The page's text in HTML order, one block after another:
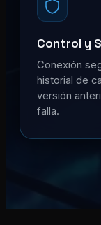
Control y
Conexión
historial de
versión
falla.